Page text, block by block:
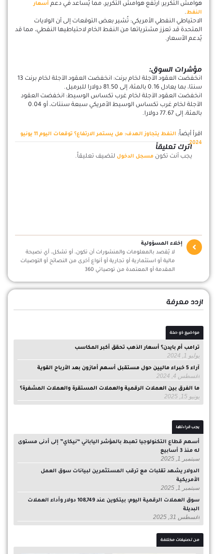
هوامش التكرير: ارتفع هوامش التكرير، مما يُساعد في دعم أسعار
النفط.
الاحتياطي النفطي الأمريكي: تُشير بعض التوقعات إلى أن الولايات
المتحدة قد تعزز مشترياتها من النفط الخام لاحتياطيها النفطي، مما قد
يُدعم الأسعار.
مؤشرات السوق:
انخفضت العقود الآجلة لخام برنت: انخفضت العقود الآجلة لخام برنت 13
سنتا، بما يعادل 0.16 بالمئة، إلى 81.50 دولارا للبرميل.
انخفضت العقود الآجلة لخام غرب تكساس الوسيط: انخفضت العقود
الآجلة لخام غرب تكساس الوسيط الأمريكي سبعة سنتات، أو 0.04
بالمئة، إلى 77.67 دولارا.
اقرأ أيضاً:
النفط يتجاوز الهدف: هل يستمر الارتفاع؟ توقعات اليوم 11 يونيو
2024اترك تعليقاً
يجب أنت تكون مسجل الدخول لتضيف تعليقاً.
إخلاء المسؤولية
لا يُقصد بالمعلومات والمنشورات أن تكون، أو تشكل، أي نصيحة
مالية أو استثمارية أو تجارية أو أنواع أخرى من النصائح أو التوصيات
المقدمة أو المعتمدة من توصياتي 360
ازدد معرفة
مواضيع ذو صلة
ترامب أم بايدن؟ أسعار الذهب تحقق أكبر المكاسب
يوليو 1, 2024
آراء 5 خبراء ماليين حول مستقبل أسهم أمازون بعد الأرباح القوية
أغسطس 4, 2024
ما الفرق بين العملات الرقمية والعملات المستقرة والعملات المشفرة؟
يونيو 15, 2025
يجب قراءتها
أسهم قطاع التكنولوجيا تهبط بالمؤشر الياباني “نيكاي” إلى أدنى مستوى
له منذ 3 أسابيع
سبتمبر 1, 2025
الدولار يشهد تقلبات مع ترقب المستثمرين لبيانات سوق العمل
الأمريكية
سبتمبر 1, 2025
سوق العملات الرقمية اليوم: بيتكوين عند 108,749 دولار وأداء العملات
البديلة
أغسطس 31, 2025
من تصنيفات مختلفة